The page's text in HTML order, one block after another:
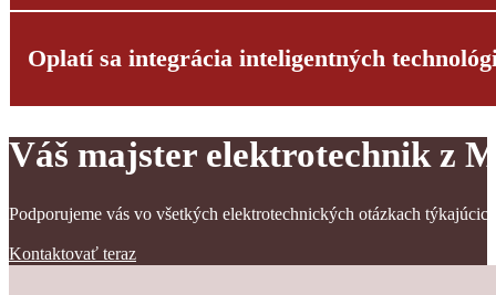
Trvanie závisí od rozsahu prác a veľkosti budovy. Rodinné
Oplatí sa integrácia inteligentných
Áno, pretože inteligentné technológie zvyšujú komfort a
ako do novostavby, tak aj pri rekonštrukcii starého domu. Radi
Váš majster elektrotechnik z
Podporujeme vás vo všetkých elektrotechnických otázkach
Kontaktovať teraz